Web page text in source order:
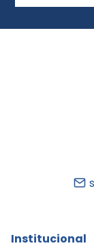
Institucional